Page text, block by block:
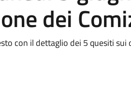
dei
con il dettaglio dei 5 quesiti